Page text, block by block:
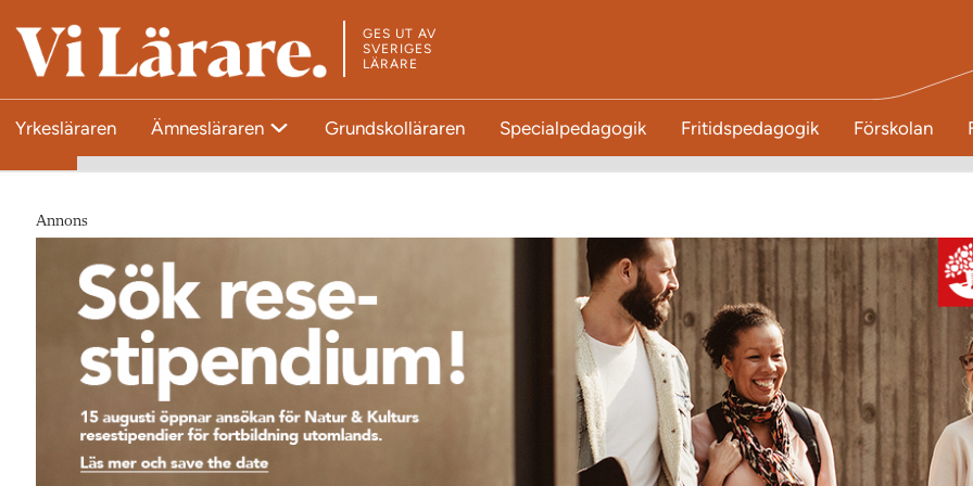
T
l
l
GES UT AV
SVERIGES
LÄRARE
Yrkesläraren Ämnesläraren Grundskolläraren Specialpedagogik Fritidspedagogik Förskolan
Annons